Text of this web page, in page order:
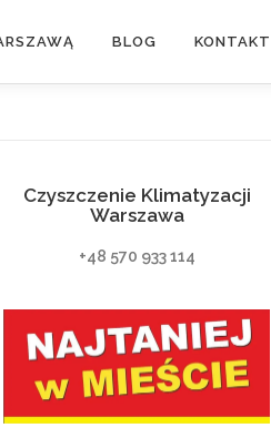
BLOG KONTAKT
Czyszczenie Klimatyzacji
Warszawa
+48 570 933 114